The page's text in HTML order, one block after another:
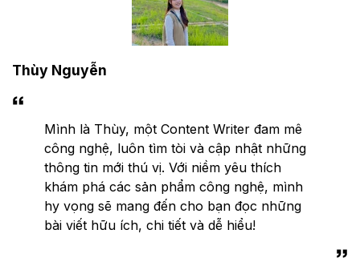
Thùy Nguyễn
Mình là Thùy, một Content Writer đam mê
công nghệ, luôn tìm tòi và cập nhật những
thông tin mới thú vị. Với niềm yêu thích
khám phá các sản phẩm công nghệ, mình
hy vọng sẽ mang đến cho bạn đọc những
bài viết hữu ích, chi tiết và dễ hiểu!